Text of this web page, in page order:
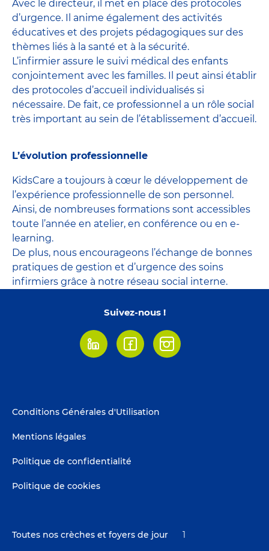
Avec le directeur, il met en place des protocoles
d’urgence. Il anime également des activités
éducatives et des projets pédagogiques sur des
thèmes liés à la santé et à la sécurité.
L’infirmier assure le suivi médical des enfants
conjointement avec les familles. Il peut ainsi établir
des protocoles d’accueil individualisés si
nécessaire. De fait, ce professionnel a un rôle social
très important au sein de l’établissement d’accueil.
L’évolution professionnelle
KidsCare a toujours à cœur le développement de
l’expérience professionnelle de son personnel.
Ainsi, de nombreuses formations sont accessibles
toute l’année en atelier, en conférence ou en e-
learning.
De plus, nous encourageons l’échange de bonnes
pratiques de gestion et d’urgence des soins
infirmiers grâce à notre réseau social interne.
Suivez-nous !
LinkedinFacebookInstagram
Footer
Conditions Générales d'Utilisation
Mentions légales
Politique de confidentialité
Politique de cookies
Toutes nos crèches et foyers de jour 1